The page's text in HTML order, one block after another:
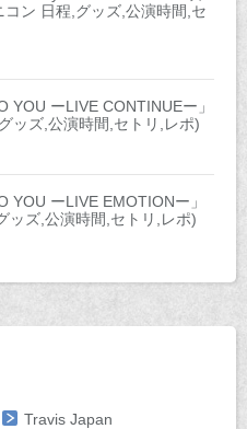
ン 日程,グッズ,公演時間,セ
YOU ーLIVE CONTINUEー」
ッズ,公演時間,セトリ,レポ)
YOU ーLIVE EMOTIONー」
ッズ,公演時間,セトリ,レポ)
Travis Japan